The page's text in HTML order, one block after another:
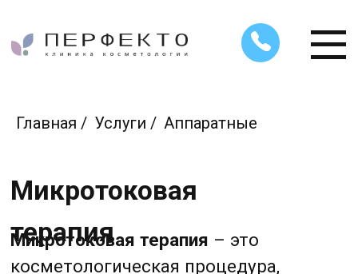
Главная / Услуги / Аппаратные
Микротоковая
косметологическая процедура,
которая проводится при помощи
специального аппарата, оснащенного
диодами. Через насадку аппарата ток
низкой частоты мягко воздействует